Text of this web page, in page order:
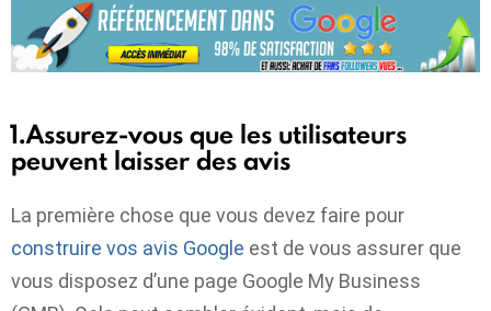
1.Assurez-vous que les utilisateurs
peuvent laisser des avis
La première chose que vous devez faire pour
construire vos avis Google est de vous assurer que
vous disposez d’une page Google My Business